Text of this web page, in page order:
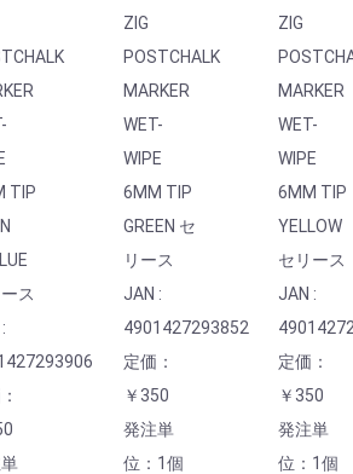
TIP
ス
ZIG
POSTCHALK
MARKER
WET-
WIPE
6MM TIP
GREEN セ
リース
JAN :
4901427293852
定価：
￥350
発注単
位：1個
ZIG
MARKER
WET-
WIPE
6MM TIP
YELLOW
セリース
JAN :
定価：
￥350
発注単
位：1個